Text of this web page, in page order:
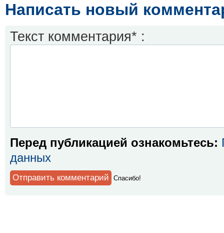
Написать новый
Текст комментария* :
Перед публикацией ознакомьтесь:
данных
Спaсибо!